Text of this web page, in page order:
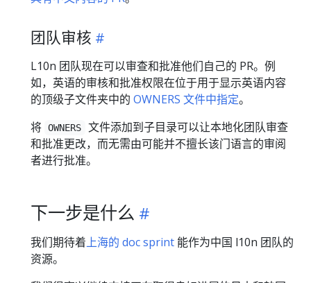
团队审核
L10n 团队现在可以审查和批准他们自己的 PR。例
如，英语的审核和批准权限在位于用于显示英语内容
的顶级子文件夹中的 OWNERS 文件中指定。
将 OWNERS
文件添加到子目录可以让本地化团队审查
和批准更改，而无需由可能并不擅长该门语言的审阅
者进行批准。
下一步是什么
我们期待着上海的 doc sprint 能作为中国 l10n 团队的
资源。